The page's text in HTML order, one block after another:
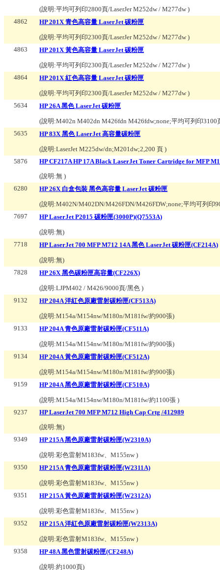
(說明:平均可列印2800頁/LaserJer M252dw / M277dw)
4862
HP 201X 青色高容量 LaserJet 碳粉匣
(說明:平均可列印2300頁/LaserJer M252dw / M277dw)
4863
HP 201X 黃色高容量 LaserJet 碳粉匣
(說明:平均可列印2300頁/LaserJer M252dw / M277dw)
4864
HP 201X 紅色高容量 LaserJet 碳粉匣
(說明:平均可列印2300頁/LaserJer M252dw / M277dw)
5634
HP 26A 黑色 LaserJet 碳粉匣
(說明:M402n M402dn M426fdn M426fdw;none;平均可列印3100
5635
HP 83X 黑色 LaserJet 高容量碳粉匣
(說明:LaserJet M225dw/dn;M201dw;2,200 頁 )
5876
HP CF217A HP 17A Black LaserJet Toner Cartridge for MFP
(說明:無 )
6280
HP 26X 白盒包裝 黑色高容量 LaserJet 碳粉匣
(說明:M402N/M402DN/M426FDN/M426FDW;none;平均可列印
7697
HP LaserJet P2015 碳粉匣(3000P)(Q7553A)
(說明:無)
7718
HP LaserJet 700 MFP M712 14A 黑色 LaserJet 碳粉匣(CF214A)
(說明:無)
7828
HP 26X 黑色碳粉匣高容量(CF226X)
(說明:LJPM402 / M426/9000頁/黑色 )
9132
HP 204A 洋紅色原廠雷射碳粉匣(CF513A)
(說明:M154a/M154nw/M180n/M181fw/約900張)
9133
HP 204A 青色原廠雷射碳粉匣(CF511A)
(說明:M154a/M154nw/M180n/M181fw/約900張)
9134
HP 204A 黃色原廠雷射碳粉匣(CF512A)
(說明:M154a/M154nw/M180n/M181fw/約900張)
9159
HP 204A 黑色原廠雷射碳粉匣(CF510A)
(說明:M154a/M154nw/M180n/M181fw/約1100張 )
9237
HP LaserJet 700 MFP M712 High Cap Crtg /412989
(說明:無)
9349
HP 215A 黑色原廠雷射碳粉匣(W2310A)
(說明:彩色雷射M183fw、M155nw)
9350
HP 215A 青色原廠雷射碳粉匣(W2311A)
(說明:彩色雷射M183fw、M155nw)
9351
HP 215A 黃色原廠雷射碳粉匣(W2312A)
(說明:彩色雷射M183fw、M155nw)
9352
HP 215A 洋紅色原廠雷射碳粉匣(W2313A)
(說明:彩色雷射M183fw、M155nw)
9358
HP 48A 黑色雷射碳粉匣(CF248A)
(說明:約1000頁)